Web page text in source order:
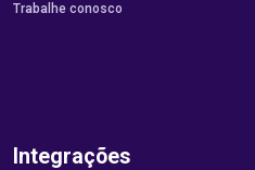
Trabalhe conosco
Integrações